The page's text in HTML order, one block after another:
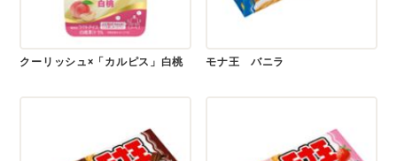
クーリッシュ×「カルピス」白桃 モナ王 バニラ